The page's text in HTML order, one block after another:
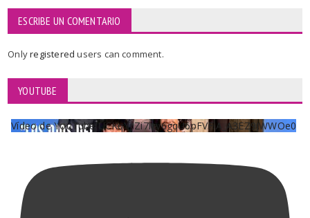
ESCRIBE UN COMENTARIO
Onlyregisteredusers can comment.
YOUTUBE
Vídeo de YouTube UCKqYjiZi7lzy6gqU6pFVFiA_A3EZ9JWWOe0